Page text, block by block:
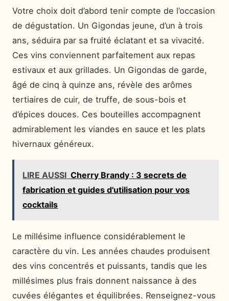
Votre choix doit d’abord tenir compte de l’occasion
de dégustation. Un Gigondas jeune, d’un à trois
ans, séduira par sa fruité éclatant et sa vivacité.
Ces vins conviennent parfaitement aux repas
estivaux et aux grillades. Un Gigondas de garde,
âgé de cinq à quinze ans, révèle des arômes
tertiaires de cuir, de truffe, de sous-bois et
d’épices douces. Ces bouteilles accompagnent
admirablement les viandes en sauce et les plats
hivernaux généreux.
LIRE AUSSI Cherry Brandy : 3 secrets de
fabrication et guides d'utilisation pour vos
cocktails
Le millésime influence considérablement le
caractère du vin. Les années chaudes produisent
des vins concentrés et puissants, tandis que les
millésimes plus frais donnent naissance à des
cuvées élégantes et équilibrées. Renseignez-vous